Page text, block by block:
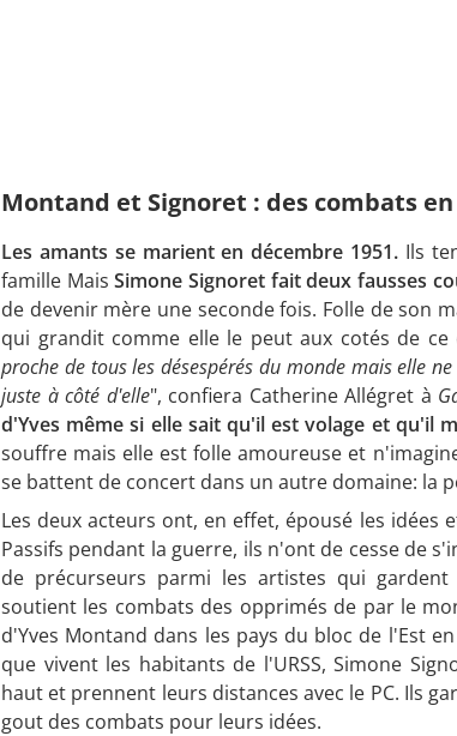
Montand et Signoret : des combats
Les amants se marient en décembre 1951. Ils
famille MaisSimone Signoret fait deux fausses
de devenir mère une seconde fois. Folle de son
qui grandit comme elle le peut aux cotés de ce
proche de tous les désespérés du monde mais elle
juste à côté d'elle", confiera Catherine Allégret à
d'Yves même si elle sait qu'il est volage et qu'il
souffre mais elle est folle amoureuse et
se battent de concert dans un autre domaine: la
Les deux acteurs ont, en effet, épousé les idées
Passifs pendant la guerre, ils n'ont de cesse de
de précurseurs parmi les artistes qui
soutient les combats des opprimés de par le
d'Yves Montand dans les pays du bloc de l'Est
que vivent les habitants de l'URSS, Simone
haut et prennent leurs distances avec le PC. Ils
gout des combats pour leurs idées.